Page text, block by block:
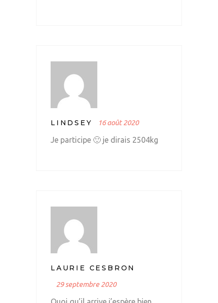
LINDSEY 16 août 2020
Je participe 🙂 je dirais 2504kg
LAURIE CESBRON
29 septembre 2020